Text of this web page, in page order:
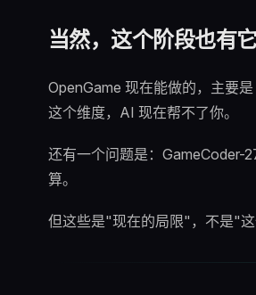
当然，这个阶段也有
OpenGame 现在能做的，主要
这个维度，AI 现在帮不了你。
还有一个问题是：GameCoder-
算。
但这些是"现在的局限"，不是"这